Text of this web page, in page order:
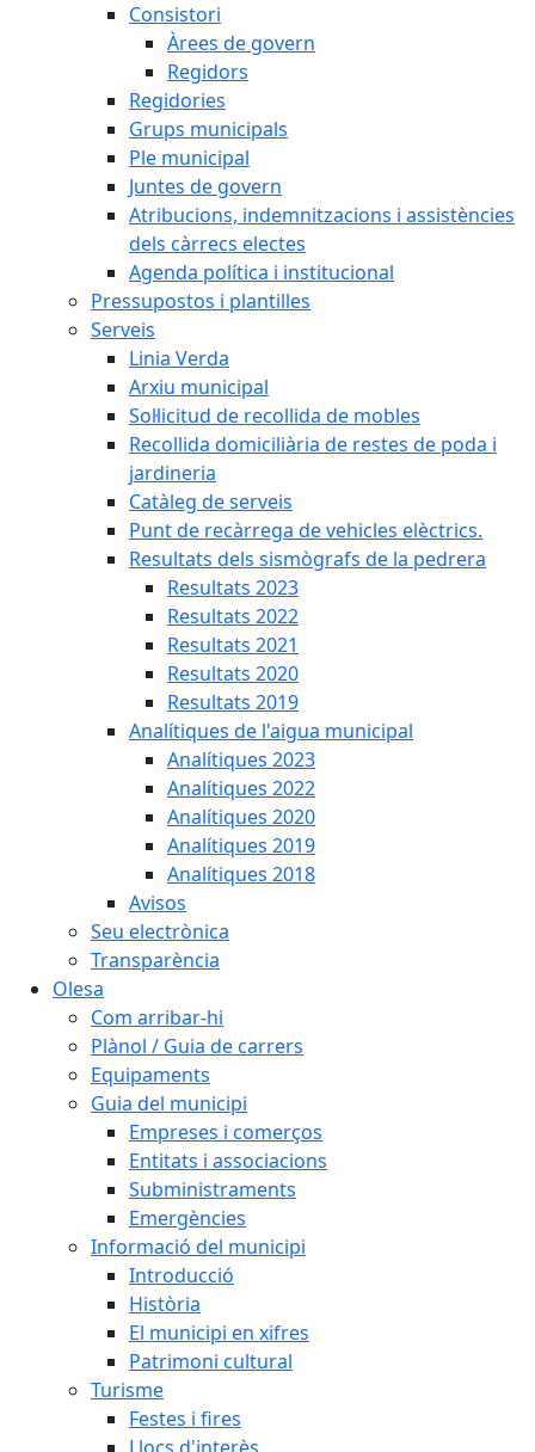
Consistori
Àrees de govern
Regidors
Regidories
Grups municipals
Ple municipal
Juntes de govern
Atribucions, indemnitzacions i assistències
dels càrrecs electes
Agenda política i institucional
Pressupostos i plantilles
Serveis
Linia Verda
Arxiu municipal
Sol·licitud de recollida de mobles
Recollida domiciliària de restes de poda i
jardineria
Catàleg de serveis
Punt de recàrrega de vehicles elèctrics.
Resultats dels sismògrafs de la pedrera
Resultats 2023
Resultats 2022
Resultats 2021
Resultats 2020
Resultats 2019
Analítiques de l'aigua municipal
Analítiques 2023
Analítiques 2022
Analítiques 2020
Analítiques 2019
Analítiques 2018
Avisos
Seu electrònica
Transparència
Olesa
Com arribar-hi
Plànol / Guia de carrers
Equipaments
Guia del municipi
Empreses i comerços
Entitats i associacions
Subministraments
Emergències
Informació del municipi
Introducció
Història
El municipi en xifres
Patrimoni cultural
Turisme
Festes i fires